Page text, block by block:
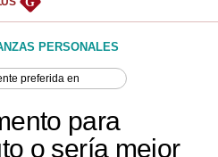
G
PERSONALES
preferida en
para
o sería mejor